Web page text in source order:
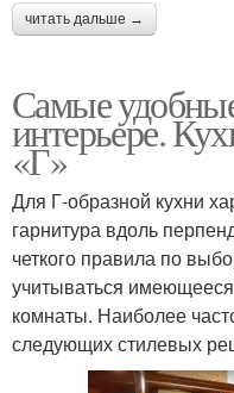
читать дальше →
Самые
интерьере.
«Г»
Для Г-образной кухни
гарнитура вдоль
четкого правила по
учитываться
комнаты. Наиболее
следующих стилевых